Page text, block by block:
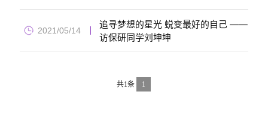
2021/05/14
追寻梦想的星光 蜕变最好的自己 ——
访保研同学刘坤坤
共1条 1